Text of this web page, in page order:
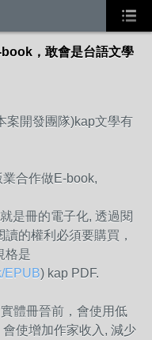
，敢會是台語文學
案開發團隊)kap文學有
合作做E-book,
是冊的電子化, 透過閱
的權利必須要購買，
格是
EPUB) kap PDF.
體冊晉前，會使用低
使增加作家收入, 減少